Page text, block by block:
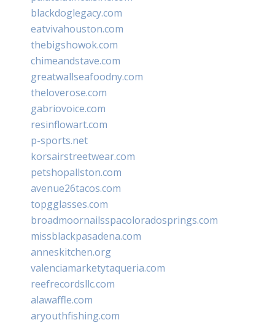
blackdoglegacy.com
eatvivahouston.com
thebigshowok.com
chimeandstave.com
greatwallseafoodny.com
theloverose.com
gabriovoice.com
resinflowart.com
p-sports.net
korsairstreetwear.com
petshopallston.com
avenue26tacos.com
topgglasses.com
broadmoornailsspacoloradosprings.com
missblackpasadena.com
anneskitchen.org
valenciamarketytaqueria.com
reefrecordsllc.com
alawaffle.com
aryouthfishing.com